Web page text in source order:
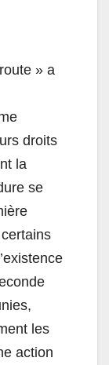
» a
droits
la
se
les
action